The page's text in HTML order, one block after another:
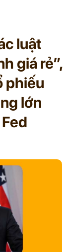
luật
giá rẻ”,
phiếu
lớn